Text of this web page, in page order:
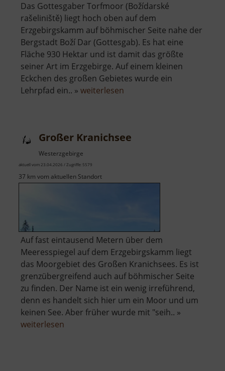
Das Gottesgaber Torfmoor (Božídarské
rašeliniště) liegt hoch oben auf dem
Erzgebirgskamm auf böhmischer Seite nahe der
Bergstadt Boží Dar (Gottesgab). Es hat eine
Fläche 930 Hektar und ist damit das größte
seiner Art im Erzgebirge. Auf einem kleinen
Eckchen des großen Gebietes wurde ein
Lehrpfad ein.. » weiterlesen
Großer Kranichsee
Westerzgebirge
aktuell vom 23.04.2026 / Zugriffe: 5579
37 km vom aktuellen Standort
Auf fast eintausend Metern über dem
Meeresspiegel auf dem Erzgebirgskamm liegt
das Moorgebiet des Großen Kranichsees. Es ist
grenzübergreifend auch auf böhmischer Seite
zu finden. Der Name ist ein wenig irreführend,
denn es handelt sich hier um ein Moor und um
keinen See. Aber früher wurde mit "seih.. »
weiterlesen